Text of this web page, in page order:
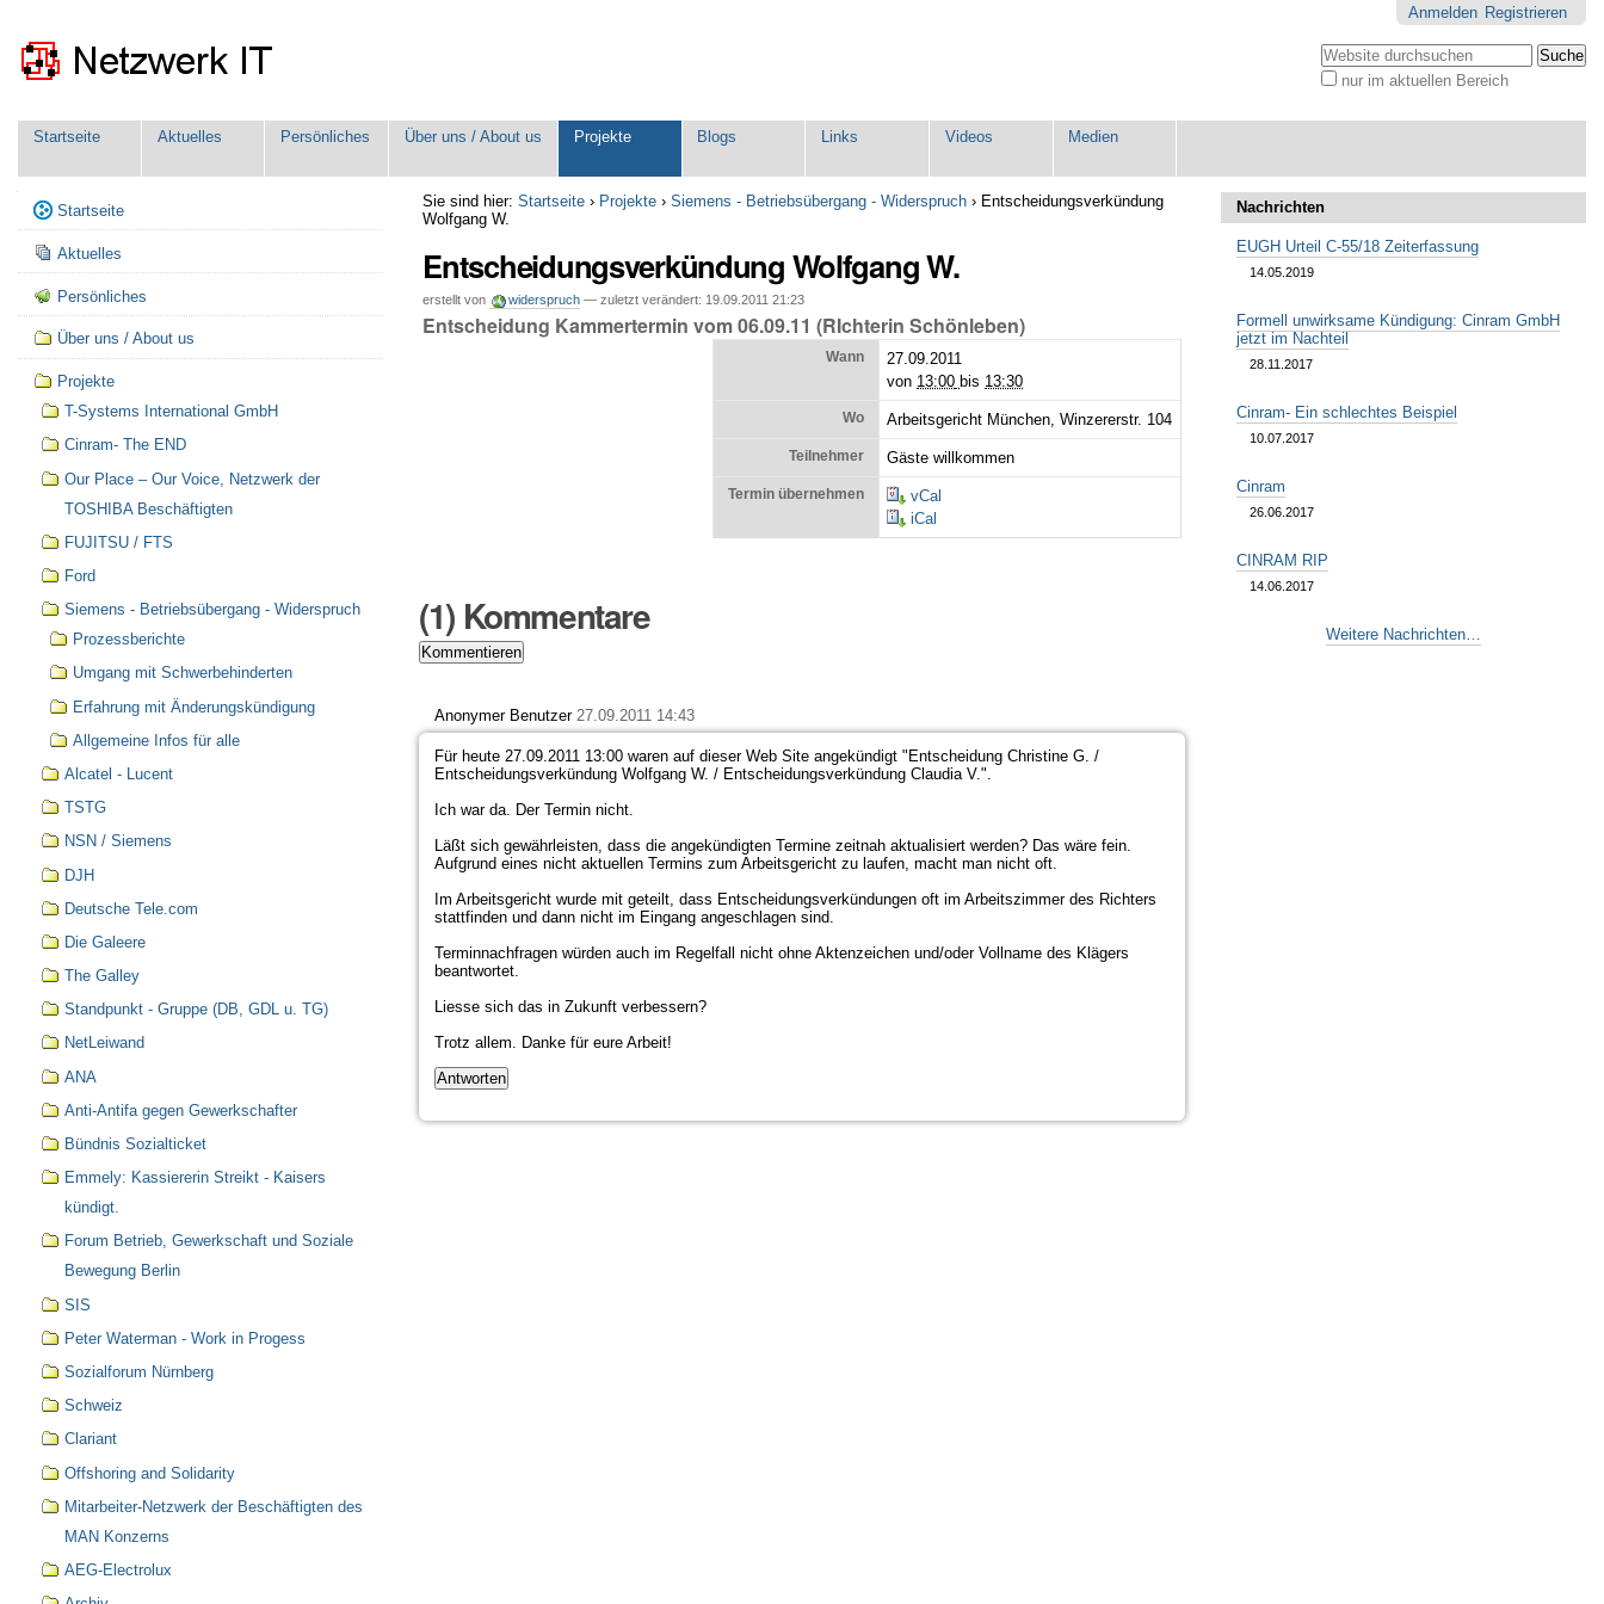
Inhalt
zur
Navigation
Werkzeuge
Anmelden Registrieren
Website durchsuchen
nur im aktuellen Bereich
Sektionen
Startseite Aktuelles Persönliches Über uns / About us Projekte Blogs Links Videos Medien
Sie sind hier: Startseite › Projekte ›Siemens - Betriebsübergang - Widerspruch › Entscheidungsverkündung
Wolfgang W.
Entscheidungsverkündung Wolfgang W.
erstellt von widerspruch —zuletzt verändert: 19.09.2011 21:23
Entscheidung Kammertermin vom 06.09.11 (RIchterin Schönleben)
Wann
27.09.2011
von 13:00 bis 13:30
Wo Arbeitsgericht München, Winzererstr. 104
Teilnehmer Gäste willkommen
Termin übernehmen
vCal
iCal
(1) Kommentare
Anonymer Benutzer 27.09.2011 14:43
Für heute 27.09.2011 13:00 waren auf dieser Web Site angekündigt "Entscheidung Christine G. /
Entscheidungsverkündung Wolfgang W. / Entscheidungsverkündung Claudia V.".
Ich war da. Der Termin nicht.
Läßt sich gewährleisten, dass die angekündigten Termine zeitnah aktualisiert werden? Das wäre fein.
Aufgrund eines nicht aktuellen Termins zum Arbeitsgericht zu laufen, macht man nicht oft.
Im Arbeitsgericht wurde mit geteilt, dass Entscheidungsverkündungen oft im Arbeitszimmer des Richters
stattfinden und dann nicht im Eingang angeschlagen sind.
Terminnachfragen würden auch im Regelfall nicht ohne Aktenzeichen und/oder Vollname des Klägers
beantwortet.
Liesse sich das in Zukunft verbessern?
Trotz allem. Danke für eure Arbeit!
Navigation
Startseite
Aktuelles
Persönliches
Über uns / About us
Projekte
T-Systems International GmbH
Cinram- The END
Our Place – Our Voice, Netzwerk der
TOSHIBA Beschäftigten
FUJITSU / FTS
Ford
Siemens - Betriebsübergang - Widerspruch
Prozessberichte
Umgang mit Schwerbehinderten
Erfahrung mit Änderungskündigung
Allgemeine Infos für alle
Alcatel - Lucent
TSTG
NSN / Siemens
DJH
Deutsche Tele.com
Die Galeere
The Galley
Standpunkt - Gruppe (DB, GDL u. TG)
NetLeiwand
ANA
Anti-Antifa gegen Gewerkschafter
Bündnis Sozialticket
Emmely: Kassiererin Streikt - Kaisers
kündigt.
Forum Betrieb, Gewerkschaft und Soziale
Bewegung Berlin
SIS
Peter Waterman - Work in Progess
Sozialforum Nürnberg
Schweiz
Clariant
Offshoring and Solidarity
Mitarbeiter-Netzwerk der Beschäftigten des
MAN Konzerns
AEG-Electrolux
Nachrichten
EUGH Urteil C-55/18 Zeiterfassung
14.05.2019
Formell unwirksame Kündigung: Cinram GmbH
jetzt im Nachteil
28.11.2017
Cinram- Ein schlechtes Beispiel
10.07.2017
Cinram
26.06.2017
CINRAM RIP
14.06.2017
Weitere Nachrichten…